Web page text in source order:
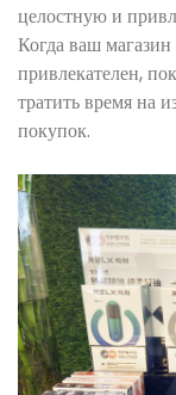
целостную и
Когда ваш
привлекателен,
тратить время на
покупок.